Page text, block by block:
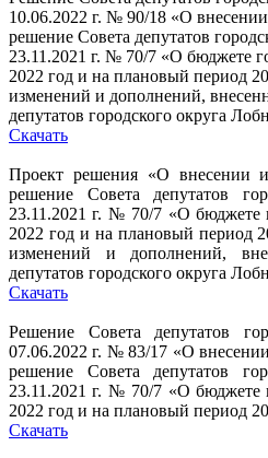
10.06.2022 г. № 90/18 «О
решение Совета депутатов
23.11.2021 г. № 70/7 «О бюджете
2022 год и на плановый период
изменений и дополнений,
депутатов городского округа
Скачать
Проект решения «О внесении
решение Совета депутатов
23.11.2021 г. № 70/7 «О бюджете
2022 год и на плановый период
изменений и дополнений,
депутатов городского округа
Скачать
Решение Совета депутатов
07.06.2022 г. № 83/17 «О
решение Совета депутатов
23.11.2021 г. № 70/7 «О бюджете
2022 год и на плановый период
Скачать